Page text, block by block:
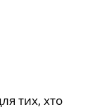
тих, хто